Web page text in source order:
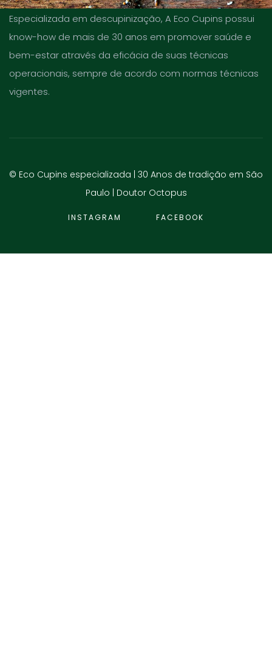
Especializada em descupinização, A Eco Cupins possui
know-how de mais de 30 anos em promover saúde e
bem-estar através da eficácia de suas técnicas
operacionais, sempre de acordo com normas técnicas
vigentes.
© Eco Cupins especializada | 30 Anos de tradição em São
Paulo | Doutor Octopus
INSTAGRAM FACEBOOK